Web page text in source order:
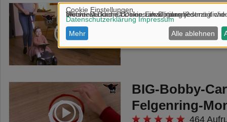
BIG Multi-
7.531
BIG-Bobby-
Felgenring-
464